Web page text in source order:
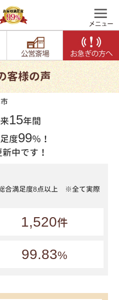
客様の声
15年間
度99％！
中です！
合満足度8点以上 ※全て実際
1,520件
99.83%